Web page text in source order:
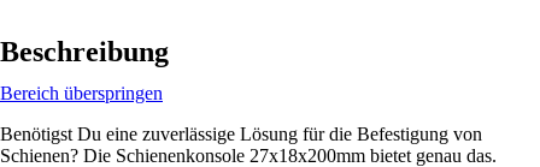
Beschreibung
Bereich überspringen
Benötigst Du eine zuverlässige Lösung für die Befestigung von
Schienen? Die Schienenkonsole 27x18x200mm bietet genau das.